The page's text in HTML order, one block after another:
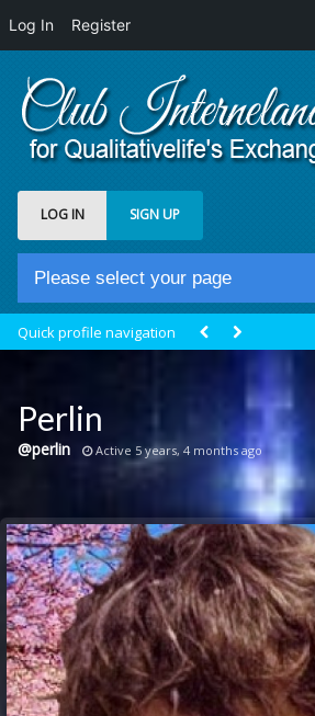
Log In Register
LOG IN SIGN UP
Please select your page
Groups
Communication Point
Cristal Temple
Meeting Point
The Yacht Club
Quick profile navigation
Perlin
@perlin Active 5 years, 4 months ago